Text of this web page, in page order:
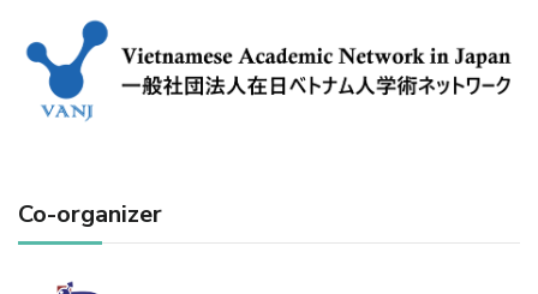
Co-organizer